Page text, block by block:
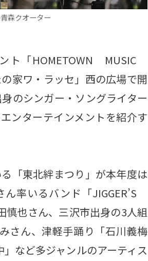
森クオーター
ト「HOMETOWN MUSIC
家ワ・ラッセ」西の広場で開
のシンガー・ソングライター
ンターテインメントを紹介す
「東北絆まつり」が本年度は
率いるバンド「JIGGER’S
慎也さん、三沢市出身の3人組
さん、津軽手踊り「石川義梅
など多ジャンルのアーティス